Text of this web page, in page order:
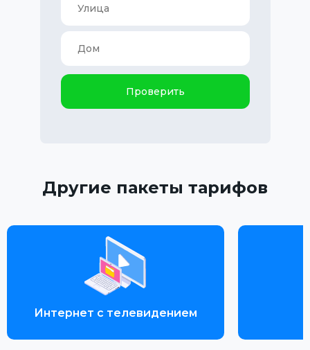
Проверить
Другие пакеты тарифов
Интернет с телевидением